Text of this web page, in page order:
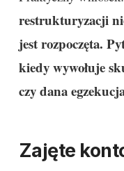
restrukturyzacji
jest rozpoczęta.
kiedy wywołuje
czy dana
Zajęte